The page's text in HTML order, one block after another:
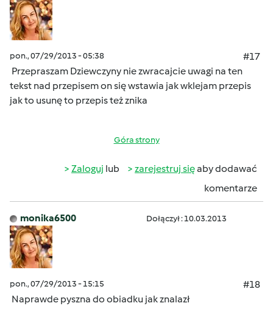
pon., 07/29/2013 - 05:38
#17
Przepraszam Dziewczyny nie zwracajcie uwagi na ten
tekst nad przepisem on się wstawia jak wklejam przepis
jak to usunę to przepis też znika
Góra strony
Zaloguj lub zarejestruj sięaby dodawać
komentarze
monika6500 Dołączył : 10.03.2013
pon., 07/29/2013 - 15:15
#18
Naprawde pyszna do obiadku jak znalazł